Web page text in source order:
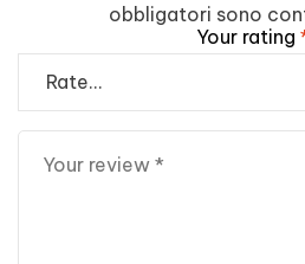
obbligatori sono
Your rating